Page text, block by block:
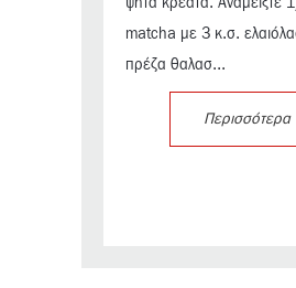
matcha με 3 κ.σ.
πρέζα θαλασ...
Περισσότερα